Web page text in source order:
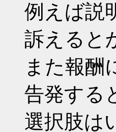
例えば説
訴えると
また報酬
告発する
選択肢は